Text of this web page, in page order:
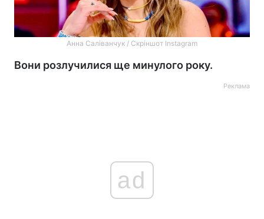
Анна Саліванчук / Скріншот Instagram
Вони розлучилися ще минулого року.
Реклама
ad